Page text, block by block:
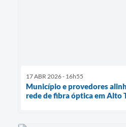
17 ABR 2026 - 16h55
Município e provedores
rede de fibra óptica em Alto